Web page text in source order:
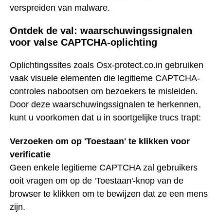
verspreiden van malware.
Ontdek de val: waarschuwingssignalen
voor valse CAPTCHA-oplichting
Oplichtingssites zoals Osx-protect.co.in gebruiken
vaak visuele elementen die legitieme CAPTCHA-
controles nabootsen om bezoekers te misleiden.
Door deze waarschuwingssignalen te herkennen,
kunt u voorkomen dat u in soortgelijke trucs trapt:
Verzoeken om op 'Toestaan' te klikken voor
verificatie
Geen enkele legitieme CAPTCHA zal gebruikers
ooit vragen om op de 'Toestaan'-knop van de
browser te klikken om te bewijzen dat ze een mens
zijn.